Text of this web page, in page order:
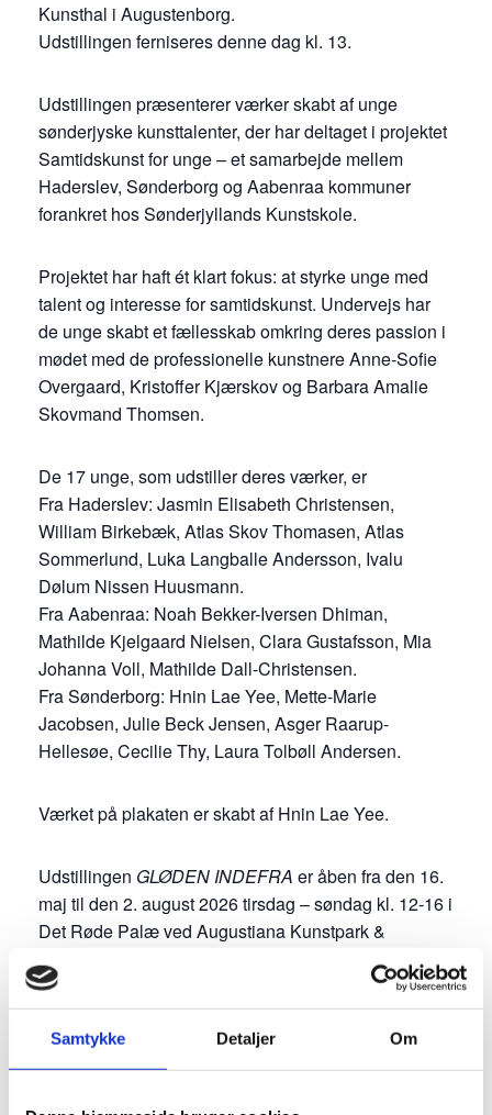
Samtykke Detaljer Om
Kunsthal i Augustenborg.
Udstillingen ferniseres denne dag kl. 13.
Udstillingen præsenterer værker skabt af unge
sønderjyske kunsttalenter, der har deltaget i projektet
Samtidskunst for unge – et samarbejde mellem
Haderslev, Sønderborg og Aabenraa kommuner
forankret hos Sønderjyllands Kunstskole.
Projektet har haft ét klart fokus: at styrke unge med
talent og interesse for samtidskunst. Undervejs har
de unge skabt et fællesskab omkring deres passion i
mødet med de professionelle kunstnere Anne-Sofie
Overgaard, Kristoffer Kjærskov og Barbara Amalie
Skovmand Thomsen.
De 17 unge, som udstiller deres værker, er
Fra Haderslev: Jasmin Elisabeth Christensen,
William Birkebæk, Atlas Skov Thomasen, Atlas
Sommerlund, Luka Langballe Andersson, Ivalu
Dølum Nissen Huusmann.
Fra Aabenraa: Noah Bekker-Iversen Dhiman,
Mathilde Kjelgaard Nielsen, Clara Gustafsson, Mia
Johanna Voll, Mathilde Dall-Christensen.
Fra Sønderborg: Hnin Lae Yee, Mette-Marie
Jacobsen, Julie Beck Jensen, Asger Raarup-
Hellesøe, Cecilie Thy, Laura Tolbøll Andersen.
Værket på plakaten er skabt af Hnin Lae Yee.
Udstillingen GLØDEN INDEFRA er åben fra den 16.
maj til den 2. august 2026 tirsdag – søndag kl. 12-16 i
Det Røde Palæ ved Augustiana Kunstpark &
Kunsthal i Augustenborg. Herefter ruller udstillingen
videre til:
Grænselandsudstillingen i Sønderjyllandshallen,
Aabenraa:
15. – 30. august 2026
Foyeren på Haderslev Kultur- og Musikskole:7. –